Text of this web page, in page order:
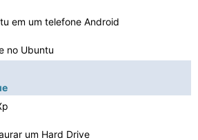
em um telefone Android
no Ubuntu
abrir no Ubuntu
um DVD no Ubuntu
um Hard Drive